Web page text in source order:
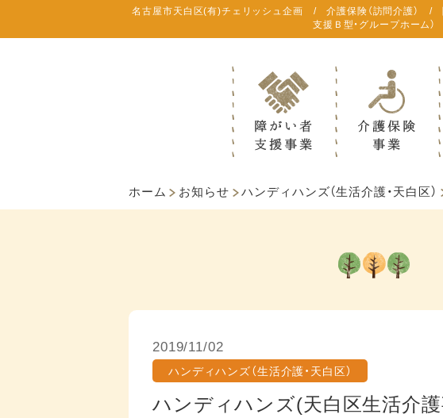
名古屋市天白区(有)チェリッシュ企画 / 介護保険（訪問介護） / 障
支援Ｂ型・グループホーム
ホーム お知らせ ハンディハンズ（生活介護・天白区）
2019/11/02
ハンディハンズ（生活介護・天白区）
ハンディハンズ(天白区生活介